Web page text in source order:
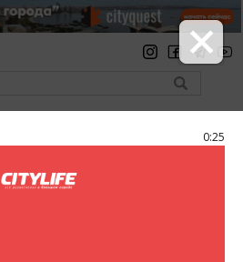
0:25
вход Citylife Magazine